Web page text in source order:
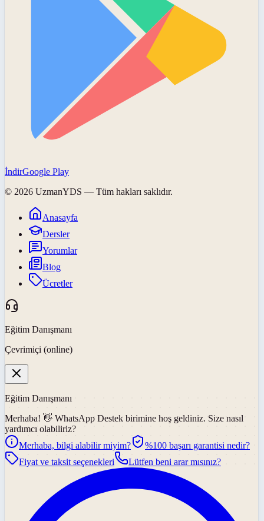
İndirGoogle Play
© 2026 UzmanYDS — Tüm hakları saklıdır.
Anasayfa
Dersler
Yorumlar
Blog
Ücretler
Eğitim Danışmanı
Çevrimiçi (online)
Eğitim Danışmanı
Merhaba! 👋 WhatsApp Destek birimine hoş geldiniz. Size nasıl
yardımcı olabiliriz?
Merhaba, bilgi alabilir miyim?
%100 başarı garantisi nedir?
Fiyat ve taksit seçenekleri
Lütfen beni arar mısınız?